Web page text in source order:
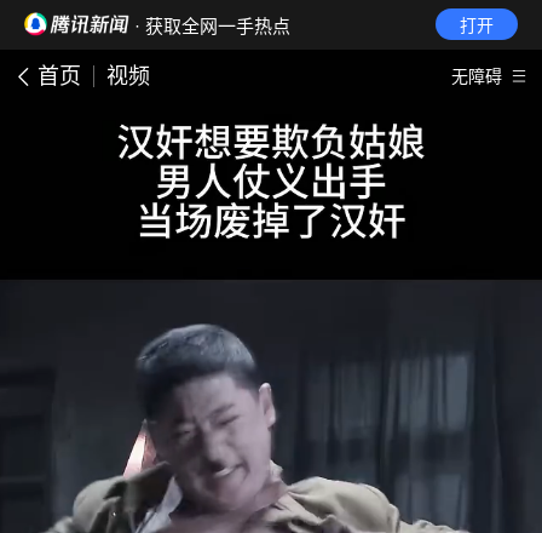
· 获取全网一手热点 打开
首页 视频 无障碍